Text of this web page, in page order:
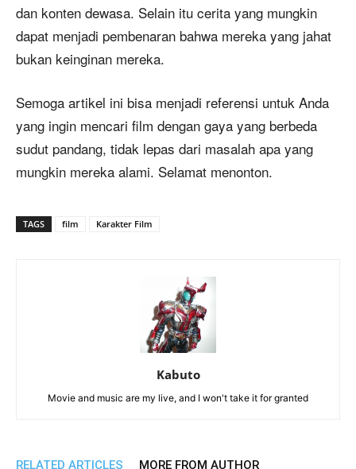
dan konten dewasa. Selain itu cerita yang mungkin
dapat menjadi pembenaran bahwa mereka yang jahat
bukan keinginan mereka.
Semoga artikel ini bisa menjadi referensi untuk Anda
yang ingin mencari film dengan gaya yang berbeda
sudut pandang, tidak lepas dari masalah apa yang
mungkin mereka alami. Selamat menonton.
TAGS film Karakter Film
Kabuto
Movie and music are my live, and I won't take it for granted
RELATED ARTICLES MORE FROM AUTHOR